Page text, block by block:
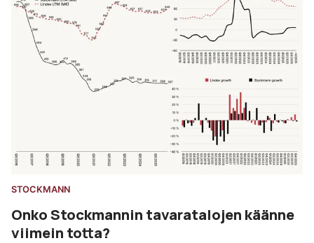
STOCKMANN
Onko Stockmannin tavaratalojen käänne
viimein totta?